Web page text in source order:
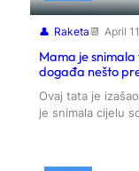
Raketa April
Mama je
događa nešto
Ovaj tata je
je snimala cijelu